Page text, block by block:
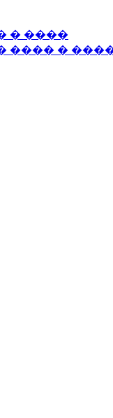
� ����
���� �